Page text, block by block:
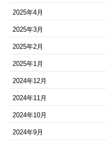
2025年4月
2025年3月
2025年2月
2025年1月
2024年12月
2024年11月
2024年10月
2024年9月